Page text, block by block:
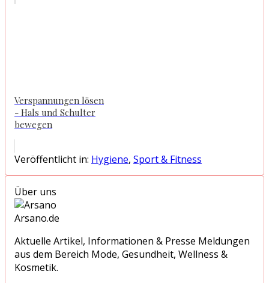
Verspannungen lösen
- Hals und Schulter
bewegen
Veröffentlicht in: Hygiene, Sport & Fitness
Über uns
Arsano.de
Aktuelle Artikel, Informationen & Presse Meldungen
aus dem Bereich Mode, Gesundheit, Wellness &
Kosmetik.